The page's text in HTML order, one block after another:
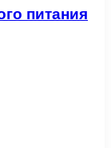
питания